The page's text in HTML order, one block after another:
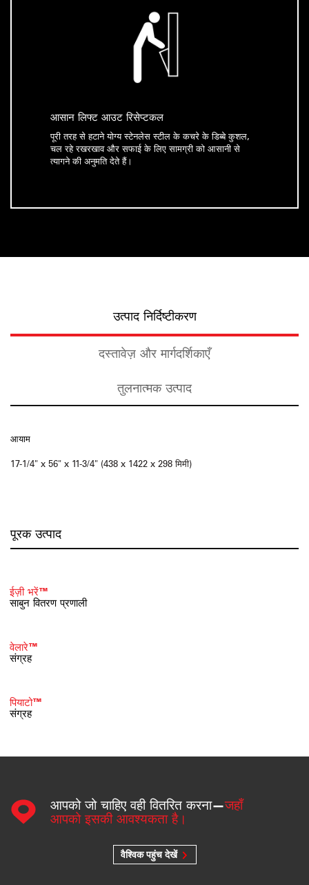
आसान लिफ्ट आउट रिसेप्टकल
पूरी तरह से हटाने योग्य स्टेनलेस स्टील के कचरे के डिब्बे कुशल,
चल रहे रखरखाव और सफाई के लिए सामग्री को आसानी से
त्यागने की अनुमति देते हैं।
उत्पाद निर्दिष्टीकरण
दस्तावेज़ और मार्गदर्शिकाएँ
तुलनात्मक उत्पाद
आयाम
17-1/4" x 56" x 11-3/4" (438 x 1422 x 298 मिमी)
पूरक उत्पाद
ईज़ी भरें™
साबुन वितरण प्रणाली
वेलारे™
संग्रह
पियाटो™
संग्रह
आपको जो चाहिए वही वितरित करना—जहाँ
आपको इसकी आवश्यकता है।
वैश्विक पहुंच देखें